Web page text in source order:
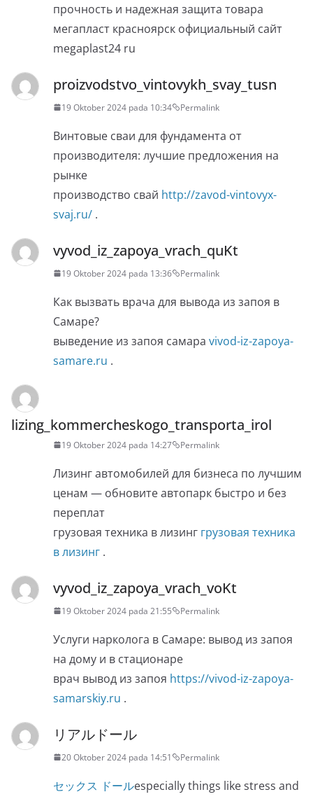
прочность и надежная защита товара
мегапласт красноярск официальный сайт
megaplast24 ru
proizvodstvo_vintovykh_svay_tusn
19 Oktober 2024 pada 10:34 Permalink
Винтовые сваи для фундамента от
производителя: лучшие предложения на
рынке
производство свай http://zavod-vintovyx-
svaj.ru/ .
vyvod_iz_zapoya_vrach_quKt
19 Oktober 2024 pada 13:36 Permalink
Как вызвать врача для вывода из запоя в
Самаре?
выведение из запоя самара vivod-iz-zapoya-
samare.ru .
lizing_kommercheskogo_transporta_irol
19 Oktober 2024 pada 14:27 Permalink
Лизинг автомобилей для бизнеса по лучшим
ценам — обновите автопарк быстро и без
переплат
грузовая техника в лизинг грузовая техника
в лизинг .
vyvod_iz_zapoya_vrach_voKt
19 Oktober 2024 pada 21:55 Permalink
Услуги нарколога в Самаре: вывод из запоя
на дому и в стационаре
врач вывод из запоя https://vivod-iz-zapoya-
samarskiy.ru .
リアルドール
20 Oktober 2024 pada 14:51 Permalink
セックス ドールespecially things like stress and